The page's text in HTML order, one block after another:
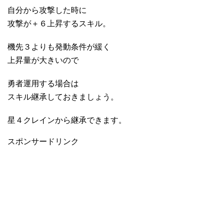
自分から攻撃した時に
攻撃が＋６上昇するスキル。
機先３よりも発動条件が緩く
上昇量が大きいので
勇者運用する場合は
スキル継承しておきましょう。
星４クレインから継承できます。
スポンサードリンク